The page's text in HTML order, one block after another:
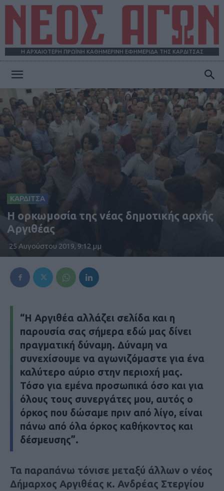
Η ΑΡΧΑΙΟΤΕΡΗ ΠΡΩΪΝΗ ΚΑΘΗΜΕΡΙΝΗ ΕΦΗΜΕΡΙΔΑ ΤΗΣ ΚΑΡΔΙΤΣΑΣ
ΑΓΩΝ
ΚΑΡΔΙΤΣΑ
Η ορκωμοσία της νέας δημοτικής αρχής
Αργιθέας
25 Αυγούστου 2019, 9:12 μμ
“Η Αργιθέα αλλάζει σελίδα και η
παρουσία σας σήμερα εδώ μας δίνει
πραγματική δύναμη. Δύναμη να
συνεχίσουμε να αγωνιζόμαστε για ένα
καλύτερο αύριο στην περιοχή μας.
Τόσο για εμένα προσωπικά όσο και για
όλους τους συνεργάτες μου, αυτός ο
όρκος που δώσαμε πριν από λίγο, είναι
πάνω από όλα όρκος καθήκοντος και
δέσμευσης”.
Τα παραπάνω τόνισε μεταξύ άλλων ο νέος
Δήμαρχος Αργιθέας κ. Ανδρέας Στεργίου